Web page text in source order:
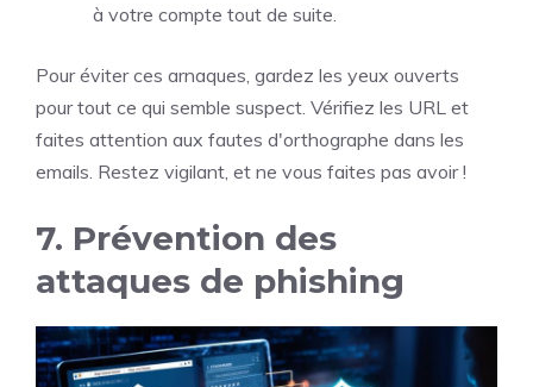
à votre compte tout de suite.
Pour éviter ces arnaques, gardez les yeux ouverts
pour tout ce qui semble suspect. Vérifiez les URL et
faites attention aux fautes d'orthographe dans les
emails. Restez vigilant, et ne vous faites pas avoir !
7. Prévention des
attaques de phishing